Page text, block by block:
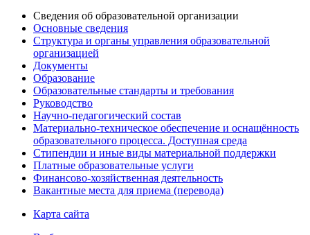
Сведения об образовательной организации
Основные сведения
Структура и органы управления образовательной
организацией
Документы
Образование
Образовательные стандарты и требования
Руководство
Научно-педагогический состав
Материально-техническое обеспечение и оснащённость
образовательного процесса. Доступная среда
Стипендии и иные виды материальной поддержки
Платные образовательные услуги
Финансово-хозяйственная деятельность
Вакантные места для приема (перевода)
Карта сайта